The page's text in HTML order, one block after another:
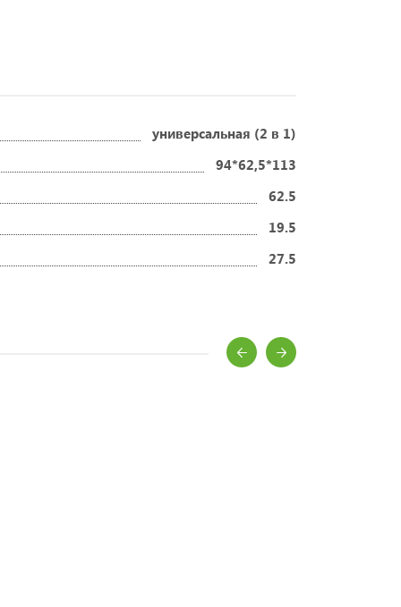
универсальная (2 в 1)
94*62,5*113
62.5
19.5
27.5